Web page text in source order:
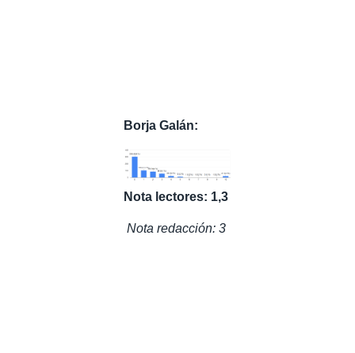
Borja Galán:
Nota lectores: 1,3
Nota redacción: 3